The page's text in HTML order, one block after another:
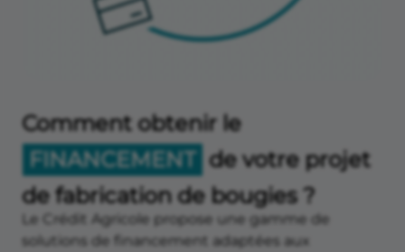
Comment obtenir le
FINANCEMENT de votre projet
de fabrication de bougies ?
Le Crédit Agricole propose une gamme de
solutions de financement adaptées aux